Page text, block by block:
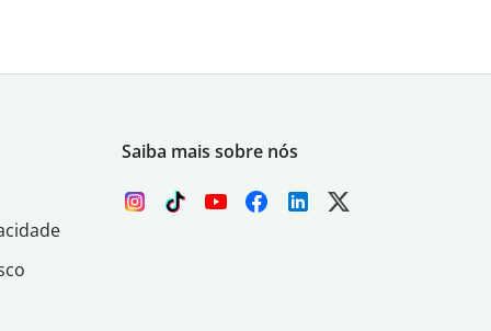
Saiba mais sobre nós